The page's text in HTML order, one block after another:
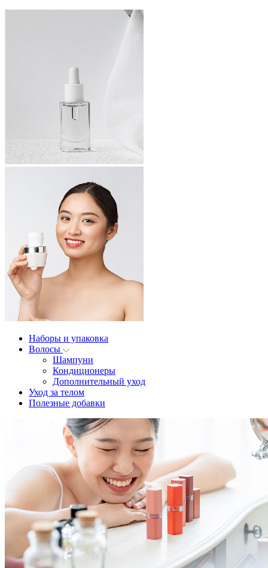
Наборы и упаковка
Волосы
Шампуни
Кондиционеры
Дополнительный уход
Уход за телом
Полезные добавки